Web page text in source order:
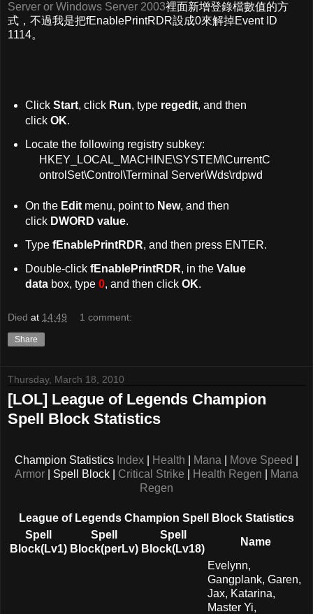
Server or Windows Server 2003裡面新增登錄檔數值的方
式，不過我是把fEnablePrintRDR設成0來解掉Event ID
1114。
Click Start, click Run, type regedit, and then
click OK.
Locate the following registry subkey:
HKEY_LOCAL_MACHINE\SYSTEM\CurrentC
ontrolSet\Control\Terminal Server\Wds\rdpwd
On the Editmenu, point to New, and then
click DWORD value.
Type fEnablePrintRDR, and then press ENTER.
Double-click fEnablePrintRDR, in the Value
databox, type 0, and then click OK.
Died at 14:49 1 comment:
Share
Thursday, March 18, 2010
[LOL] League of Legends Champion
Spell Block Statistics
Champion Statistics Index Health Mana Move Speed
Armor | Spell Block | Critical Strike Health Regen
Mana
Regen
League of Legends Champion Spell Block Statistics
Spell
Block(Lv1)
Spell
Block(perLv)
Spell
Block(Lv18)
Name
Evelynn,
Gangplank, Garen,
Jax, Katarina,
Master Yi,